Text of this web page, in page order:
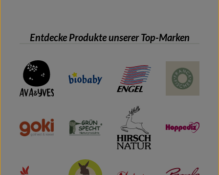
Entdecke Produkte unserer Top-Marken